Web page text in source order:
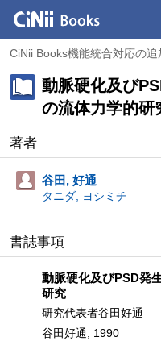
CiNii Books機能統合対応の
動脈硬化及び
の流体力学的研
著者
谷田, 好通
タニダ, ヨシミチ
書誌事項
動脈硬化及びPSD発
研究
研究代表者谷田好通
谷田好通, 1990